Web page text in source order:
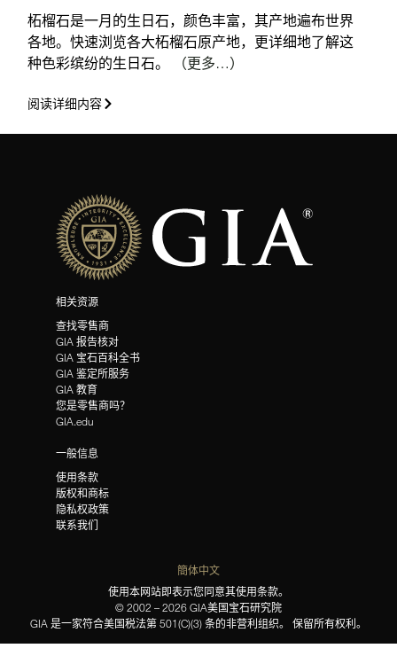
柘榴石是一月的生日石，颜色丰富，其产地遍布世界
各地。快速浏览各大柘榴石原产地，更详细地了解这
种色彩缤纷的生日石。
（更多…）
阅读详细内容
相关资源
查找零售商
GIA 报告核对
GIA 宝石百科全书
GIA 鉴定所服务
GIA 教育
您是零售商吗？
GIA.edu
一般信息
使用条款
版权和商标
隐私权政策
联系我们
簡体中文
使用本网站即表示您同意其使用条款。
© 2002 – 2026 GIA美国宝石研究院
GIA 是一家符合美国税法第 501(C)(3) 条的非营利组织。 保留所有权利。